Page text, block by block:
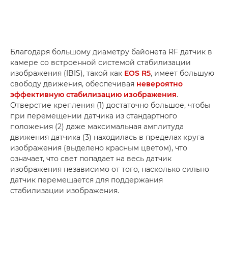
Благодаря большому диаметру байонета RF датчик в
камере со встроенной системой стабилизации
изображения (IBIS), такой как EOS R5, имеет большую
свободу движения, обеспечивая невероятно
эффективную стабилизацию изображения.
Отверстие крепления (1) достаточно большое, чтобы
при перемещении датчика из стандартного
положения (2) даже максимальная амплитуда
движения датчика (3) находилась в пределах круга
изображения (выделено красным цветом), что
означает, что свет попадает на весь датчик
изображения независимо от того, насколько сильно
датчик перемещается для поддержания
стабилизации изображения.